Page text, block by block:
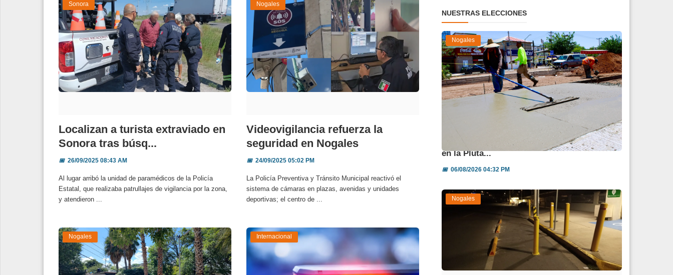
Edición Impresa
Sonora
Localizan a turista extraviado en
Sonora tras búsq...
📅26/09/2025 08:43 AM
Al lugar arribó la unidad de paramédicos de la Policía
Estatal, que realizaba patrullajes de vigilancia por la zona,
y atendieron ...
Nogales
Videovigilancia refuerza la
seguridad en Nogales
📅24/09/2025 05:02 PM
La Policía Preventiva y Tránsito Municipal reactivó el
sistema de cámaras en plazas, avenidas y unidades
deportivas; el centro de ...
Nogales Internacional
NUESTRAS ELECCIONES
Nogales
Avanza 45 % obra de reparación del socavón
en la Pluta...
📅06/08/2026 04:32 PM
Nogales